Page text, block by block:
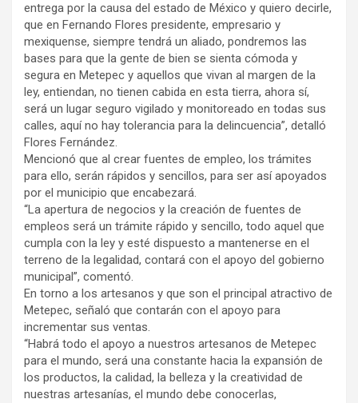
entrega por la causa del estado de México y quiero decirle,
que en Fernando Flores presidente, empresario y
mexiquense, siempre tendrá un aliado, pondremos las
bases para que la gente de bien se sienta cómoda y
segura en Metepec y aquellos que vivan al margen de la
ley, entiendan, no tienen cabida en esta tierra, ahora sí,
será un lugar seguro vigilado y monitoreado en todas sus
calles, aquí no hay tolerancia para la delincuencia”, detalló
Flores Fernández.
Mencionó que al crear fuentes de empleo, los trámites
para ello, serán rápidos y sencillos, para ser así apoyados
por el municipio que encabezará.
“La apertura de negocios y la creación de fuentes de
empleos será un trámite rápido y sencillo, todo aquel que
cumpla con la ley y esté dispuesto a mantenerse en el
terreno de la legalidad, contará con el apoyo del gobierno
municipal”, comentó.
En torno a los artesanos y que son el principal atractivo de
Metepec, señaló que contarán con el apoyo para
incrementar sus ventas.
“Habrá todo el apoyo a nuestros artesanos de Metepec
para el mundo, será una constante hacia la expansión de
los productos, la calidad, la belleza y la creatividad de
nuestras artesanías, el mundo debe conocerlas,